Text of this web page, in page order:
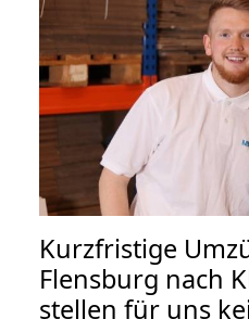
Kurzfristige
Flensburg nach
stellen für uns